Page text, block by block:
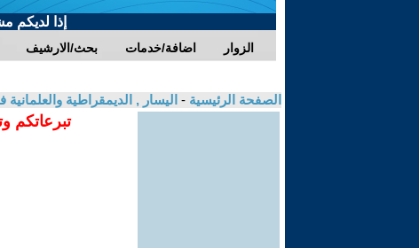
إذا لديكم
بحث/الارشيف اضافة/خدمات الزوار
الصفحة الرئيسية - اليسار , الديمقراطية
تبرعاتكم